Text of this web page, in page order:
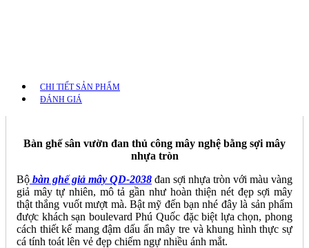
CHI TIẾT SẢN PHẨM
ĐÁNH GIÁ
Bàn ghế sân vườn đan thủ công mây nghệ bằng sợi mây
nhựa tròn
Bộ bàn ghế giả mây QD-2038 đan sợi nhựa tròn với màu vàng
giả mây tự nhiên, mô tả gần như hoàn thiện nét đẹp sợi mây
thật thắng vuốt mượt mà. Bật mỹ đến bạn nhé đây là sản phẩm
được khách sạn boulevard Phú Quốc đặc biệt lựa chọn, phong
cách thiết kế mang đậm dấu ấn mây tre và khung hình thực sự
cá tính toát lên vẻ đẹp chiếm ngự nhiều ánh mắt.